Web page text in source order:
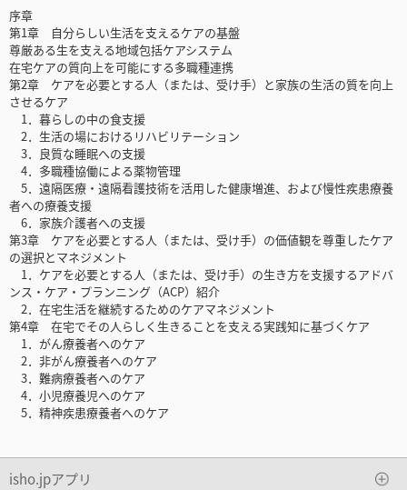
序章
第1章 自分らしい生活を支えるケアの基盤
尊厳ある生を支える地域包括ケアシステム
在宅ケアの質向上を可能にする多職種連携
第2章 ケアを必要とする人（または、受け手）と家族の生活の質を向上
させるケア
1．暮らしの中の食支援
2．生活の場におけるリハビリテーション
3．良質な睡眠への支援
4．多職種協働による薬物管理
5．遠隔医療・遠隔看護技術を活用した健康増進、および慢性疾患療養
者への療養支援
6．家族介護者への支援
第3章 ケアを必要とする人（または、受け手）の価値観を尊重したケア
の選択とマネジメント
1．ケアを必要とする人（または、受け手）の生き方を支援するアドバ
ンス・ケア・プランニング（ACP）紹介
2．在宅生活を継続するためのケアマネジメント
第4章 在宅でその人らしく生きることを支える実践知に基づくケア
1．がん療養者へのケア
2．非がん療養者へのケア
3．難病療養者へのケア
4．小児療養児へのケア
5．精神疾患療養者へのケア
isho.jpアプリ